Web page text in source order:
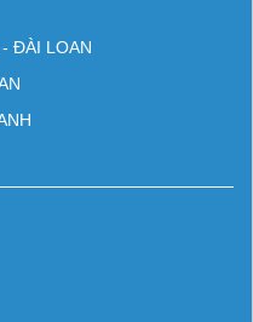
ĐÀI LOAN